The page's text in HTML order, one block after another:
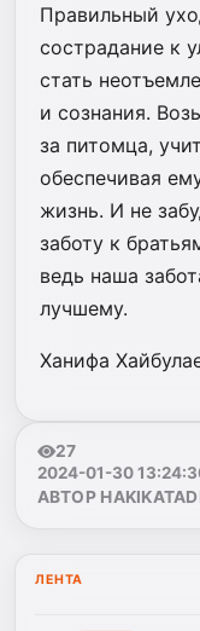
Правильный
сострадание к
стать
и сознания.
за питомца,
обеспечивая
жизнь. И не
заботу к
ведь наша
лучшему.
Ханифа
27
2024-01-30
АВТОР
ЛЕНТА